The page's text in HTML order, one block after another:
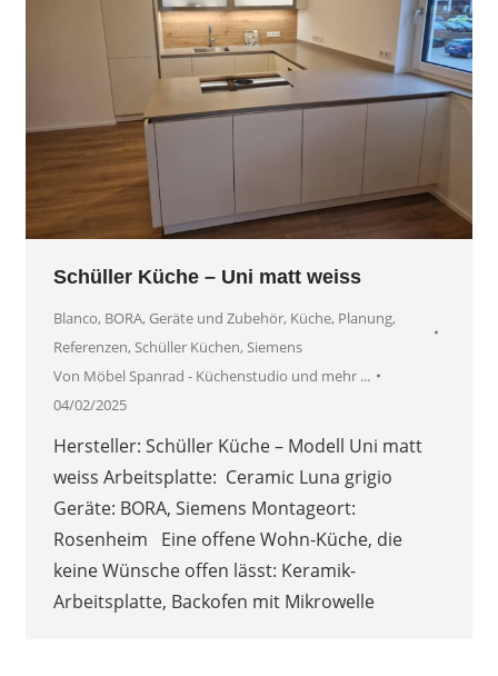
Schüller Küche – Uni matt weiss
Blanco, BORA, Geräte und Zubehör, Küche, Planung,
Referenzen, Schüller Küchen, Siemens
Von Möbel Spanrad - Küchenstudio und mehr ...
04/02/2025
Hersteller: Schüller Küche – Modell Uni matt
weiss Arbeitsplatte: Ceramic Luna grigio
Geräte: BORA, Siemens Montageort:
Rosenheim Eine offene Wohn-Küche, die
keine Wünsche offen lässt: Keramik-
Arbeitsplatte, Backofen mit Mikrowelle